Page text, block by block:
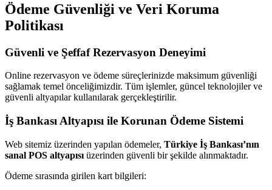
Ödeme Güvenliği ve Veri Koruma
Politikası
Güvenli ve Şeffaf Rezervasyon Deneyimi
Online rezervasyon ve ödeme süreçlerinizde maksimum güvenliği
sağlamak temel önceliğimizdir. Tüm işlemler, güncel teknolojiler ve
güvenli altyapılar kullanılarak gerçekleştirilir.
İş Bankası Altyapısı ile Korunan Ödeme Sistemi
Web sitemiz üzerinden yapılan ödemeler, Türkiye İş Bankası’nın
sanal POS altyapısı üzerinden güvenli bir şekilde alınmaktadır.
Ödeme sırasında girilen kart bilgileri: